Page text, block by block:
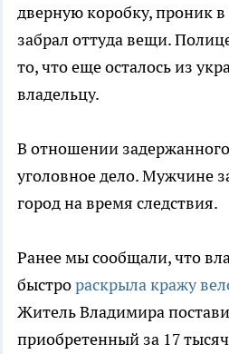
дверную коробку, проник
забрал оттуда вещи.
то, что еще осталось из
владельцу.
В отношении
уголовное дело. Мужчине
город на время следствия.
Ранее мы сообщали, что
быстрораскрыла кражу
Житель Владимира
приобретенный за 17